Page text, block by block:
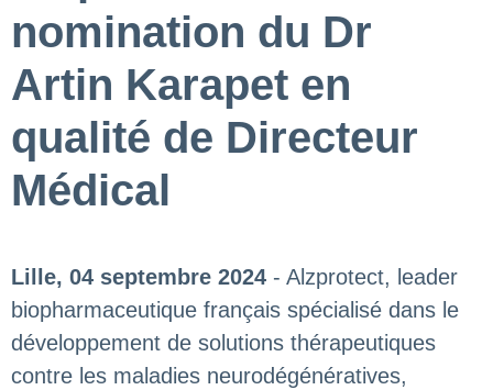
nomination du Dr
Artin Karapet en
qualité de Directeur
Médical
Lille, 04 septembre 2024 - Alzprotect, leader
biopharmaceutique français spécialisé dans le
développement de solutions thérapeutiques
contre les maladies neurodégénératives,